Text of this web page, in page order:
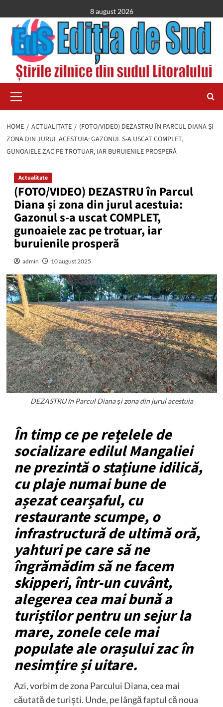
to
content
8 august 2026
Menu
HOME ACTUALITATE
(FOTO/VIDEO) DEZASTRU ÎN PARCUL DIANA ȘI
ZONA DIN JURUL ACESTUIA: GAZONUL S-A USCAT COMPLET,
GUNOAIELE ZAC PE TROTUAR, IAR BURUIENILE PROSPERĂ
Actualitate
(FOTO/VIDEO) DEZASTRU în Parcul
Diana și zona din jurul acestuia:
Gazonul s-a uscat COMPLET,
gunoaiele zac pe trotuar, iar
buruienile prosperă
admin 10 august 2025
DEZASTRU în Parcul Diana și zona din jurul acestuia
În timp ce pe rețelele de
socializare edilul Mangaliei
ne prezintă o stațiune idilică,
cu plaje numai bune de
așezat cearșaful, cu
restaurante scumpe, o
infrastructură de ultimă oră,
yahturi pe care să ne
îngrămădim să ne facem
skipperi, într-un cuvânt,
alegerea cea mai bună a
turiștilor pentru un sejur la
mare, zonele cele mai
populate ale orașului zac în
nesimțire și uitare.
Azi, vorbim de zona Parcului Diana, cea mai
căutată de turiști. Unde, pe lângă faptul că noua